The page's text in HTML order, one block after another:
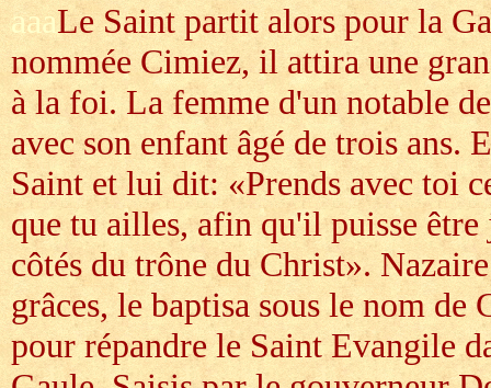
aaaLe Saint partit alors pour la
nommée Cimiez, il attira une
à la foi. La femme d'un notable
avec son enfant âgé de trois ans.
Saint et lui dit: «Prends avec toi
que tu ailles, afin qu'il puisse
côtés du trône du Christ».
grâces, le baptisa sous le nom de
pour répandre le Saint Evangile